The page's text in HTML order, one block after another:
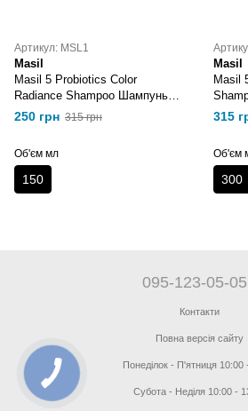
Артикул: MSL1
Masil
Masil 5 Probiotics Color
Radiance Shampoo Шампунь
для захисту з пробіотиками
250 грн 315 грн
Об'єм мл
150
Masil
Masil
315
Об'єм
300
095-123-05-05
Контакти
Повна версія сайту
Понеділок - П'ятниця 10:00
Субота - Неділя 10:00 -